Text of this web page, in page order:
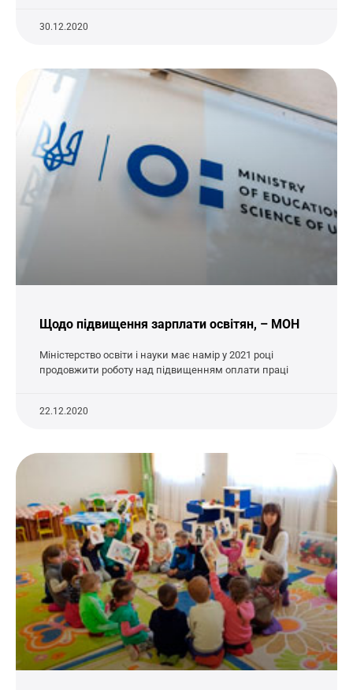
30.12.2020
Щодо підвищення зарплати освітян, – МОН
Міністерство освіти і науки має намір у 2021 році
продовжити роботу над підвищенням оплати праці
22.12.2020